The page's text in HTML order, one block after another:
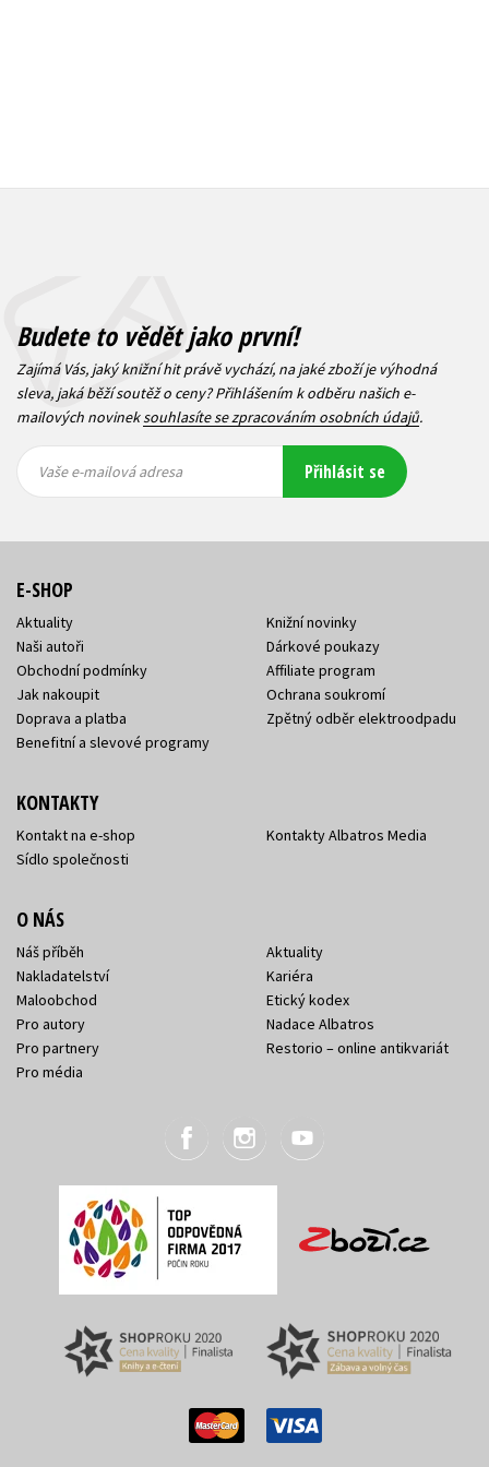
Budete to vědět jako první!
Zajímá Vás, jaký knižní hit právě vychází, na jaké zboží je výhodná
sleva, jaká běží soutěž o ceny? Přihlášením k odběru našich e-
mailových novineksouhlasíte se zpracováním osobních údajů.
mailová
mailová
Vaše e-mailová adresa Přihlásit se
E-SHOP
Aktuality
Naši autoři
Obchodní podmínky
Jak nakoupit
Doprava a platba
Benefitní a slevové programy
Knižní novinky
Dárkové poukazy
Affiliate program
Ochrana soukromí
Zpětný odběr elektroodpadu
KONTAKTY
Kontakt na e-shop
Sídlo společnosti
Kontakty Albatros Media
O NÁS
Náš příběh
Nakladatelství
Maloobchod
Pro autory
Pro partnery
Pro média
Aktuality
Kariéra
Etický kodex
Nadace Albatros
Restorio – online antikvariát